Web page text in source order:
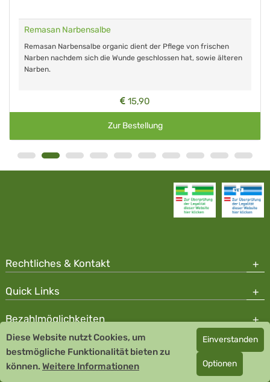
Remasan Narbensalbe
Remasan Narbensalbe organic dient der Pflege von frischen
Narben nachdem sich die Wunde geschlossen hat, sowie älteren
Narben.
15,90
Zur Bestellung
Rechtliches & Kontakt
Quick Links
Bezahlmöglichkeiten
Copyright © 2026 Team Santé Salvator Apotheke - GDP zertifiziert
Remedia Homöopathie GmbH GMP zertifizierter Arzneihersteller
Diese Website nutzt Cookies, um
bestmögliche Funktionalität bieten zu
können. Weitere Informationen
Einverstanden
Optionen